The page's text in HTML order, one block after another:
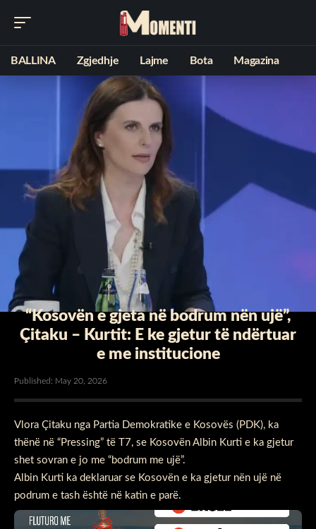
BALLINA Zgjedhje Lajme Bota Magazina
“Kosovën e gjeta në bodrum nën ujë”,
Çitaku – Kurtit: E ke gjetur të ndërtuar
e me institucione
Published: May 20, 2026
Vlora Çitaku nga Partia Demokratike e Kosovës (PDK), ka
thënë në “Pressing” të T7, se Kosovën Albin Kurti e ka gjetur
shet sovran e jo me “bodrum me ujë”.
Albin Kurti ka deklaruar se Kosovën e ka gjetur nën ujë në
podrum e tash është në katin e parë.